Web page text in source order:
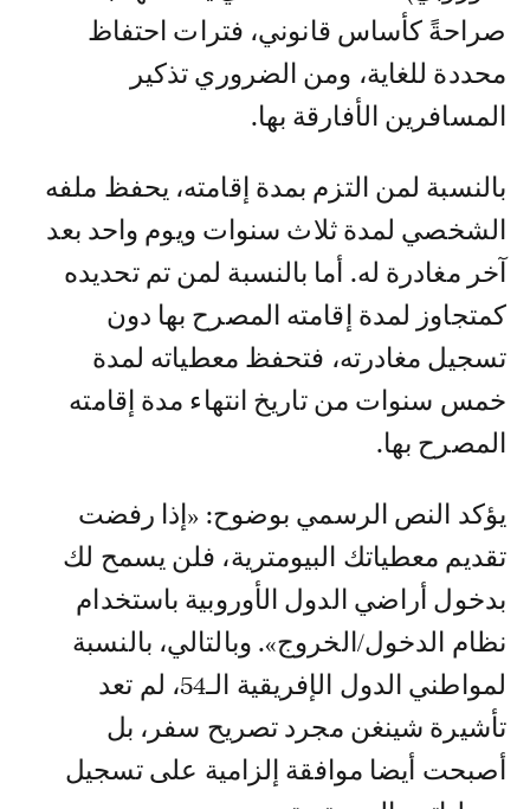
صراحةً كأساس قانوني، فترات احتفاظ
محددة للغاية، ومن الضروري تذكير
المسافرين الأفارقة بها.
بالنسبة لمن التزم بمدة إقامته، يحفظ ملفه
الشخصي لمدة ثلاث سنوات ويوم واحد بعد
آخر مغادرة له. أما بالنسبة لمن تم تحديده
كمتجاوز لمدة إقامته المصرح بها دون
تسجيل مغادرته، فتحفظ معطياته لمدة
خمس سنوات من تاريخ انتهاء مدة إقامته
المصرح بها.
يؤكد النص الرسمي بوضوح: «إذا رفضت
تقديم معطياتك البيومترية، فلن يسمح لك
بدخول أراضي الدول الأوروبية باستخدام
نظام الدخول/الخروج». وبالتالي، بالنسبة
لمواطني الدول الإفريقية الـ54، لم تعد
تأشيرة شينغن مجرد تصريح سفر، بل
أصبحت أيضا موافقة إلزامية على تسجيل